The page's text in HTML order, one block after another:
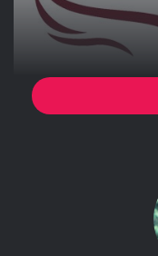
Into the